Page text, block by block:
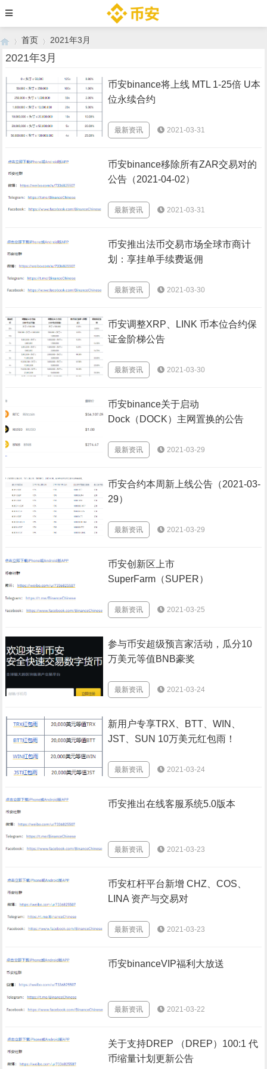
›
首页
›
2021年3月
2021年3月
币安binance将上线 MTL 1-25倍 U本
位永续合约
最新资讯 2021-03-31
币安binance移除所有ZAR交易对的
公告（2021-04-02）
最新资讯 2021-03-31
币安推出法币交易市场全球市商计
划：享挂单手续费返佣
最新资讯 2021-03-30
币安调整XRP、LINK 币本位合约保
证金阶梯公告
最新资讯 2021-03-30
币安binance关于启动
Dock（DOCK）主网置换的公告
最新资讯 2021-03-29
币安合约本周新上线公告（2021-03-
29）
最新资讯 2021-03-29
币安创新区上市
SuperFarm（SUPER）
最新资讯 2021-03-25
参与币安超级预言家活动，瓜分10
万美元等值BNB豪奖
最新资讯 2021-03-24
新用户专享TRX、BTT、WIN、
JST、SUN 10万美元红包雨！
最新资讯 2021-03-24
币安推出在线客服系统5.0版本
最新资讯 2021-03-23
币安杠杆平台新增 CHZ、COS、
LINA 资产与交易对
最新资讯 2021-03-23
币安binanceVIP福利大放送
最新资讯 2021-03-22
关于支持DREP （DREP）100:1 代
币缩量计划更新公告